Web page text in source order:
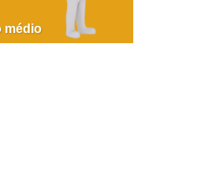
BACCIN
1 – parte 1
médio